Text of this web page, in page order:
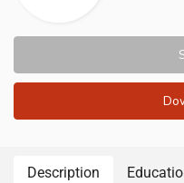
Description